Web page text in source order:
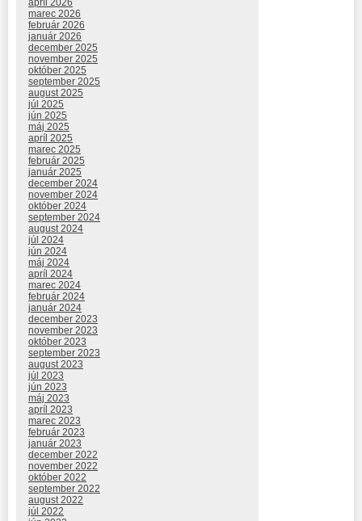
marec 2026
február 2026
január 2026
december 2025
november 2025
október 2025
september 2025
august 2025
júl 2025
jún 2025
máj 2025
apríl 2025
marec 2025
február 2025
január 2025
december 2024
november 2024
október 2024
september 2024
august 2024
júl 2024
jún 2024
máj 2024
apríl 2024
marec 2024
február 2024
január 2024
december 2023
november 2023
október 2023
september 2023
august 2023
júl 2023
jún 2023
máj 2023
apríl 2023
marec 2023
február 2023
január 2023
december 2022
november 2022
október 2022
september 2022
august 2022
júl 2022